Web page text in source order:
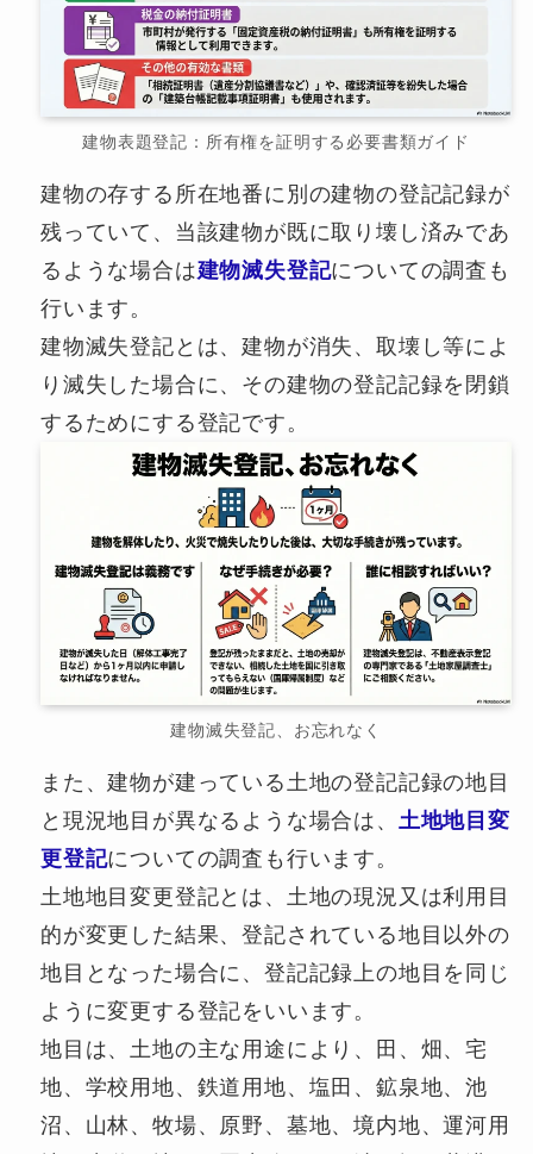
建物表題登記：所有権を証明する必要書類ガイド
建物の存する所在地番に別の建物の登記記録が
残っていて、当該建物が既に取り壊し済みであ
るような場合は建物滅失登記についての調査も
行います。
建物滅失登記とは、建物が消失、取壊し等によ
り滅失した場合に、その建物の登記記録を閉鎖
するためにする登記です。
建物滅失登記、お忘れなく
また、建物が建っている土地の登記記録の地目
と現況地目が異なるような場合は、 土地地目変
更登記についての調査も行います。
土地地目変更登記とは、土地の現況又は利用目
的が変更した結果、登記されている地目以外の
地目となった場合に、登記記録上の地目を同じ
ように変更する登記をいいます。
地目は、土地の主な用途により、田、畑、宅
地、学校用地、鉄道用地、塩田、鉱泉地、池
沼、山林、牧場、原野、墓地、境内地、運河用